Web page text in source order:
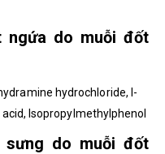
ngứa do muỗi đốt
hydrochloride, l-
Isopropylmethylphenol
sưng do muỗi đốt